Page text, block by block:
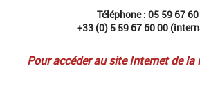
Téléphone : 05 59 67
+33 (0) 5 59 67 60 00
Pour accéder au site Internet de la